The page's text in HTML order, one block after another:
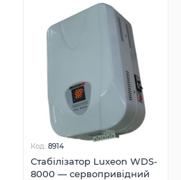
Код: 8914
Стабілізатор Luxeon WDS-
8000 — сервопривідний